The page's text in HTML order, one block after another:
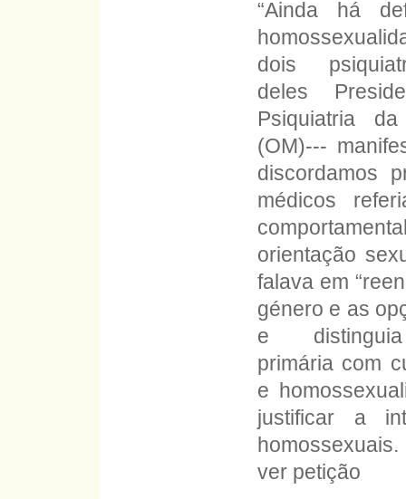
“Ainda há
dois
deles
Psiquiatria
(OM)---
discordamos
médicos
orientação
falava em
género e as
e distinguia
primária com
e
justificar a
homossexuais.
ver petição